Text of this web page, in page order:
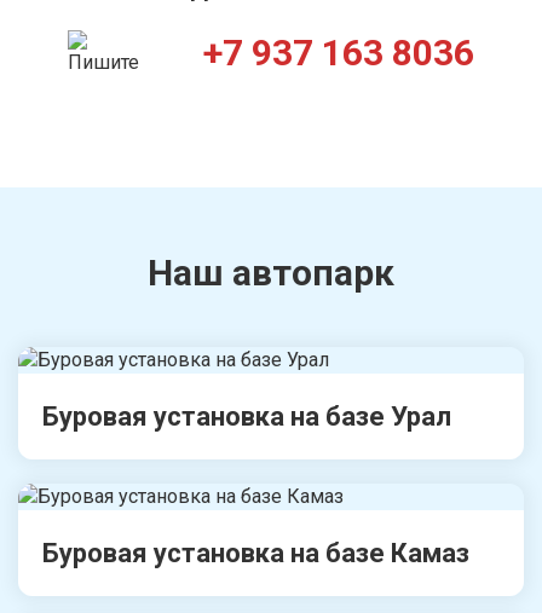
+7 937 163 8036
Наш автопарк
Буровая установка на базе Урал
Буровая установка на базе Камаз